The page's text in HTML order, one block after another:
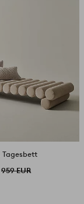
Tagesbett
959 EUR